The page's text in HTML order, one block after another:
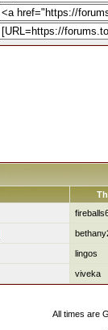
lingos
viveka
All times are